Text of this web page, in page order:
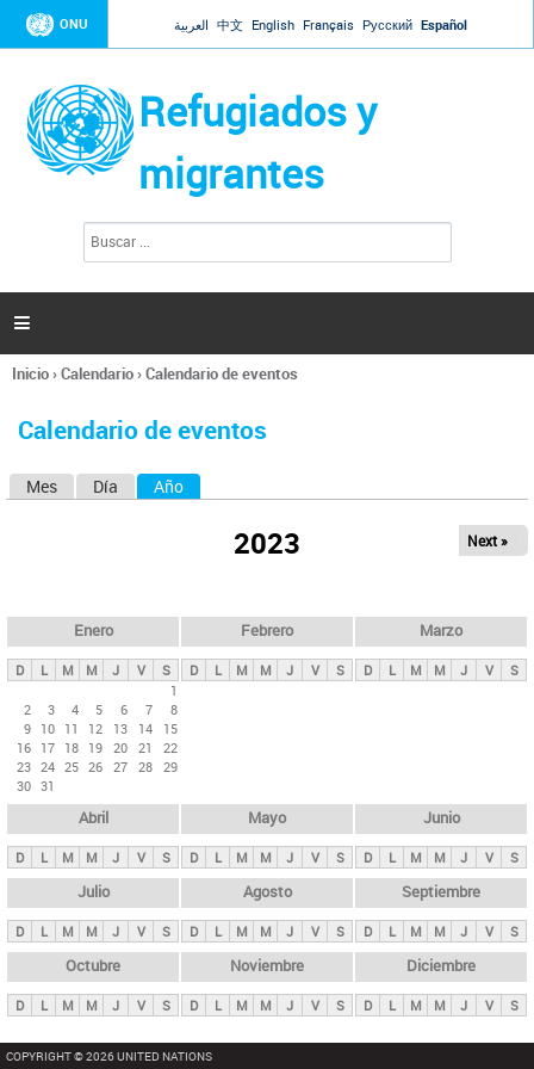
Jump to navigation
ONU العربية 中文 English Français Русский Español
Refugiados y
migrantes
l
d
s

Se
usted
Inicio›Calendario›Calendario de eventos
Calendario de eventos
s
p
n
c
i
p
l
e
s
Mes Día Año
2023 Next »
Enero
D L M M J V
S
1
2
3 4 5 6 7
8
9 10 11 12 13 14
15
16 17 18 19 20 21
22
23 24 25 26 27 28 29
30 31
Febrero
D L M M J V S
Marzo
D L M M J V S
Abril
D L M M J V S
Mayo
D L M M J V S
Junio
D L M M J V S
Julio
D L M M J V S
Agosto
D L M M J V S
Septiembre
D L M M J V S
Octubre
D L M M J V S
Noviembre
D L M M J V S
Diciembre
D L M M J V S
COPYRIGHT © 2026 UNITED NATIONS